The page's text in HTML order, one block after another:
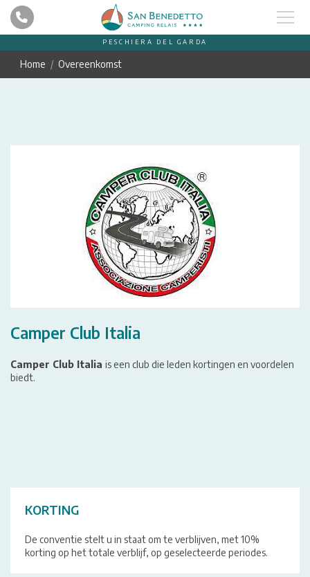
PESCHIERA DEL GARDA
Home Overeenkomst
Camper Club Italia
Camper Club Italia is een club die leden kortingen en voordelen
biedt.
KORTING
De conventie stelt u in staat om te verblijven, met 10%
korting op het totale verblijf, op geselecteerde periodes.